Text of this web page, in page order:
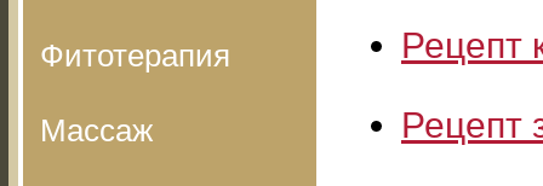
Фитотерапия
Массаж
Рецепт
Рецепт